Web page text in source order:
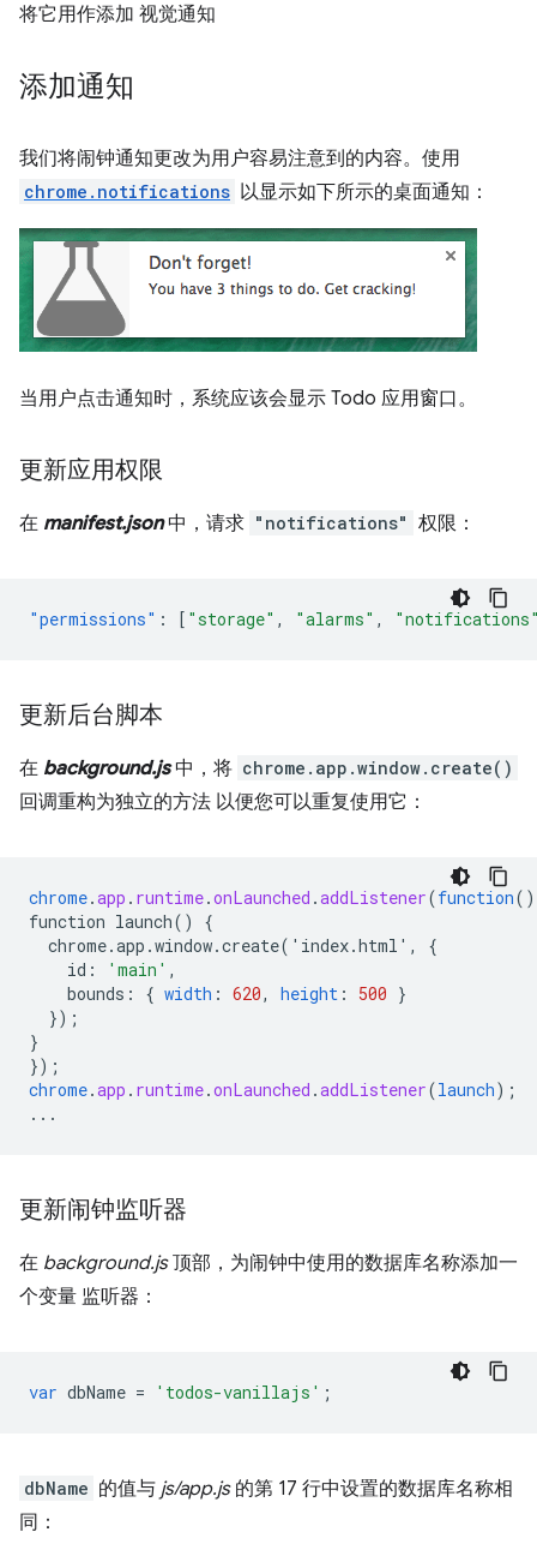
将它用作添加 视觉通知
添加通知
我们将闹钟通知更改为用户容易注意到的内容。使用
chrome.notifications 以显示如下所示的桌面通知：
当用户点击通知时，系统应该会显示 Todo 应用窗口。
更新应用权限
在 manifest.json中，请求 "notifications" 权限：
"permissions" : [ "storage" , "alarms" ,
更新后台脚本
在 background.js中，将 chrome.app.window.create()
回调重构为独立的方法 以便您可以重复使用它：
chrome.app . runtime.onLaunched .addListener(function()
function launch()
{
chrome.app.window.create('index.html',
{
id : 'main' ,
bounds : { width : 620, height : 500 }
});
}
});
chrome.app . runtime.onLaunched .addListener(launch);
...
更新闹钟监听器
在 background.js顶部，为闹钟中使用的数据库名称添加一
个变量 监听器：
var dbName = 'todos-vanillajs' ;
dbName 的值与 js/app.js的第 17 行中设置的数据库名称相
同：